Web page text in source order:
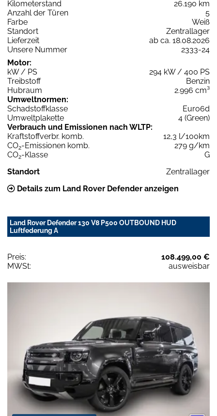
Kilometerstand
26.190 km
Anzahl der Türen
5
Farbe
Weiß
Standort
Zentrallager
Lieferzeit
ab ca. 18.08.2026
Unsere Nummer
2333-24
Motor:
kW / PS
294 kW / 400 PS
Treibstoff
Benzin
Hubraum
2.996 cm³
Umweltnormen:
Schadstoffklasse
Euro6d
Umweltplakette
4 (Green)
Verbrauch und Emissionen nach WLTP:
Kraftstoffverbr. komb.
12,3 l/100km
CO2-Emissionen komb.
279 g/km
CO2-Klasse
G
Standort
Zentrallager
Details zum Land Rover Defender anzeigen
Land Rover Defender 130 V8 P500 OUTBOUND HUD
Luftfederung A
Preis:
108.499,00 €
MWSt:
ausweisbar